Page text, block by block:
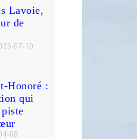
Lavoie,
de
07-10
Honoré :
qui
08